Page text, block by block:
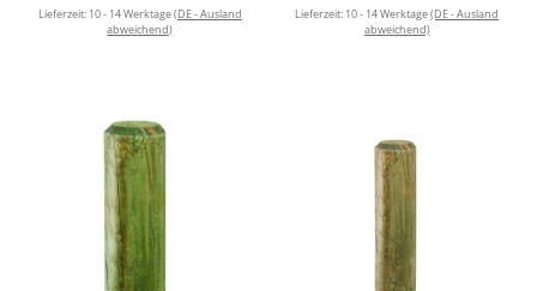
Lieferzeit: 10 - 14 Werktage(DE - Ausland
abweichend)
Lieferzeit: 10 - 14 Werktage(DE - Ausland
abweichend)